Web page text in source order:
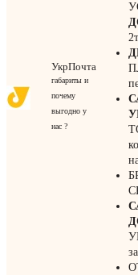
УкрПочта
габариты и
почему
выгодно у
нас ?